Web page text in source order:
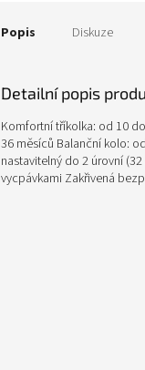
Popis Diskuze
Detailní popis
Komfortní tříkolka: od 10
36 měsíců Balanční kolo:
nastavitelný do 2 úrovní
vycpávkami Zakřivená